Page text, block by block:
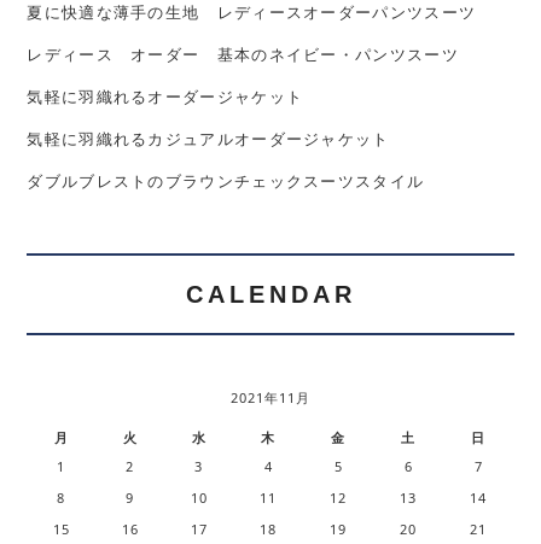
夏に快適な薄手の生地 レディースオーダーパンツスーツ
レディース オーダー 基本のネイビー・パンツスーツ
気軽に羽織れるオーダージャケット
気軽に羽織れるカジュアルオーダージャケット
ダブルブレストのブラウンチェックスーツスタイル
CALENDAR
2021年11月
月 火 水 木 金 土 日
1 2 3 4 5 6
7
8
9 10 11 12 13
14
15
16 17 18 19 20
21